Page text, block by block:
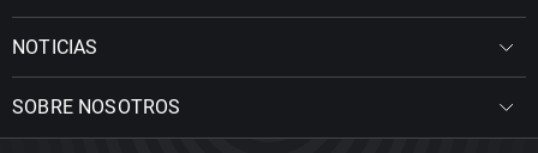
NOTICIAS
SOBRE NOSOTROS